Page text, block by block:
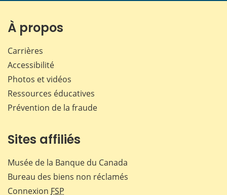
À propos
Carrières
Accessibilité
Photos et vidéos
Ressources éducatives
Prévention de la fraude
Sites affiliés
Musée de la Banque du Canada
Bureau des biens non réclamés
Connexion FSP